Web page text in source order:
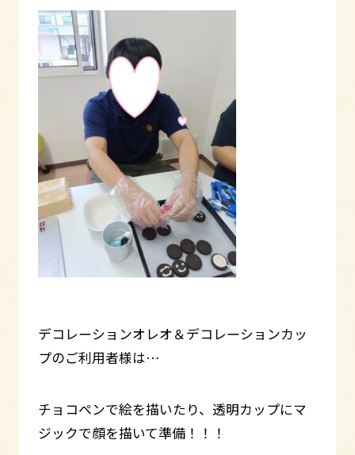
デコレーションオレオ＆デコレーションカッ
プのご利用者様は…
チョコペンで絵を描いたり、透明カップにマ
ジックで顔を描いて準備！！！